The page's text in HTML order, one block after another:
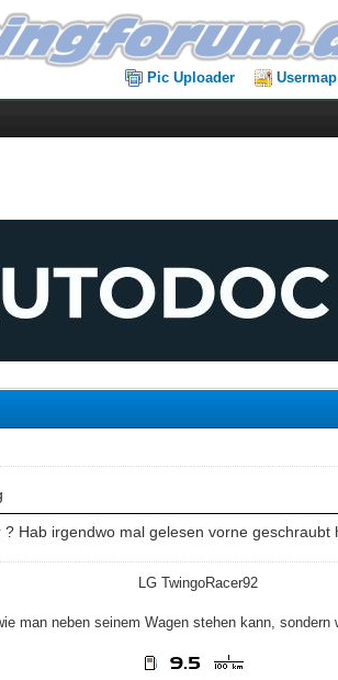
Pic Uploader Usermap
Hab irgendwo mal gelesen vorne geschraubt
LG TwingoRacer92
man neben seinem Wagen stehen kann,